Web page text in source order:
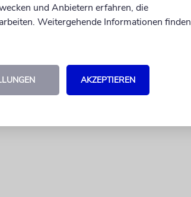
israelischen Männer die
und Anbietern erfahren, die
Weitergehende Informationen finden
AKZEPTIEREN